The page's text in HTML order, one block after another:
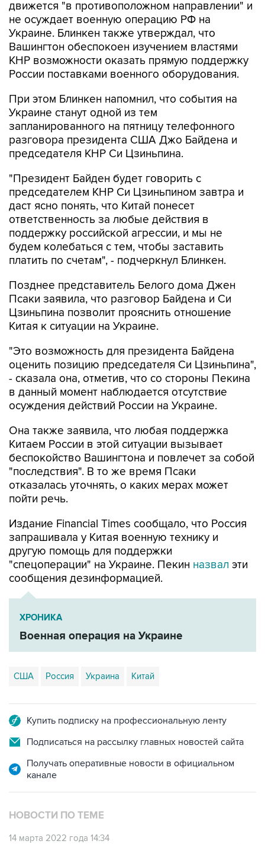
движется "в противоположном направлении" и
не осуждает военную операцию РФ на
Украине. Блинкен также утверждал, что
Вашингтон обеспокоен изучением властями
КНР возможности оказать прямую поддержку
России поставками военного оборудования.
При этом Блинкен напомнил, что события на
Украине станут одной из тем
запланированного на пятницу телефонного
разговора президента США Джо Байдена и
председателя КНР Си Цзиньпина.
"Президент Байден будет говорить с
председателем КНР Си Цзиньпином завтра и
даст ясно понять, что Китай понесет
ответственность за любые действия в
поддержку российской агрессии, и мы не
будем колебаться с тем, чтобы заставить
платить по счетам", - подчеркнул Блинкен.
Позднее представитель Белого дома Джен
Псаки заявила, что разговор Байдена и Си
Цзиньпина позволит прояснить отношение
Китая к ситуации на Украине.
"Это возможность для президента Байдена
оценить позицию председателя Си Цзиньпина",
- сказала она, отметив, что со стороны Пекина
в данный момент наблюдается отсутствие
осуждения действий России на Украине.
Она также заявила, что любая поддержка
Китаем России в этой ситуации вызывает
беспокойство Вашингтона и повлечет за собой
"последствия". В то же время Псаки
отказалась уточнять, о каких мерах может
пойти речь.
Издание Financial Times сообщало, что Россия
запрашивала у Китая военную технику и
другую помощь для поддержки
"спецоперации" на Украине. Пекин назвал эти
сообщения дезинформацией.
ХРОНИКА
Военная операция на Украине
США Россия Украина Китай
Купить подписку на профессиональную ленту
Подписаться на рассылку главных новостей сайта
Получать оперативные новости в официальном
канале
НОВОСТИ ПО ТЕМЕ
14 марта 2022 года 14:34